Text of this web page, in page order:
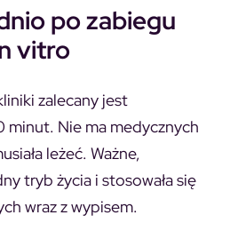
po zabiegu
vitro
zalecany jest
minut. Nie ma medycznych
leżeć. Ważne,
tryb życia i stosowała się
wraz z wypisem.